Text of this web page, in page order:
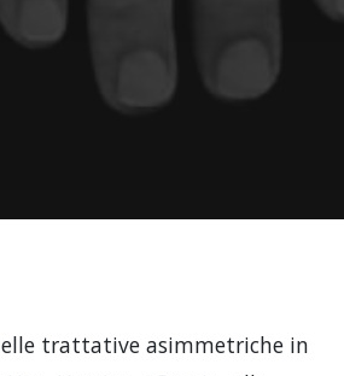
trattative asimmetriche in